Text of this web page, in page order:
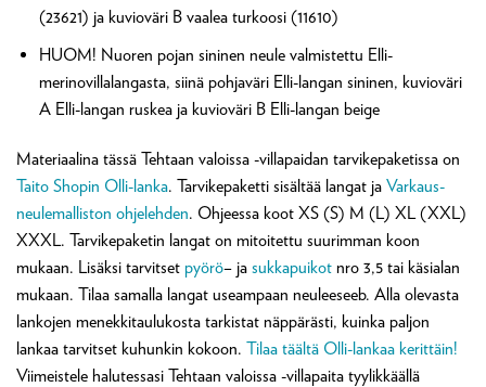
(23621) ja kuvioväri B vaalea turkoosi (11610)
HUOM! Nuoren pojan sininen neule valmistettu Elli-
merinovillalangasta, siinä pohjaväri Elli-langan sininen, kuvioväri
A Elli-langan ruskea ja kuvioväri B Elli-langan beige
Materiaalina tässä Tehtaan valoissa -villapaidan tarvikepaketissa on
Taito Shopin Olli-lanka. Tarvikepaketti sisältää langat ja Varkaus-
neulemalliston ohjelehden. Ohjeessa koot XS (S) M (L) XL (XXL)
XXXL. Tarvikepaketin langat on mitoitettu suurimman koon
mukaan. Lisäksi tarvitset pyörö– ja sukkapuikot nro 3,5 tai käsialan
mukaan. Tilaa samalla langat useampaan neuleeseeb. Alla olevasta
lankojen menekkitaulukosta tarkistat näppärästi, kuinka paljon
lankaa tarvitset kuhunkin kokoon. Tilaa täältä Olli-lankaa kerittäin!
Viimeistele halutessasi Tehtaan valoissa -villapaita tyylikkäällä